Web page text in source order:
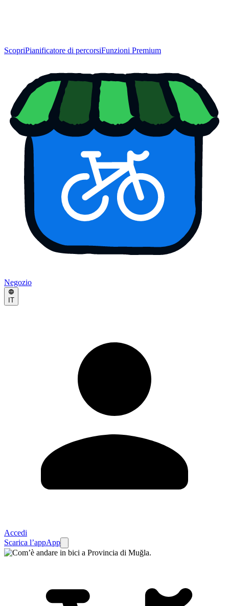
ScopriPianificatore di percorsiFunzioni Premium
Negozio
IT
Accedi
Scarica l’appApp